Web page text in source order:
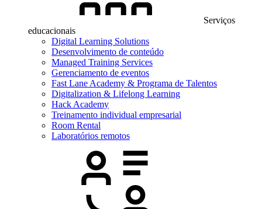
Serviços
educacionais
Digital Learning Solutions
Desenvolvimento de conteúdo
Managed Training Services
Gerenciamento de eventos
Fast Lane Academy & Programa de Talentos
Digitalization & Lifelong Learning
Hack Academy
Treinamento individual empresarial
Room Rental
Laboratórios remotos